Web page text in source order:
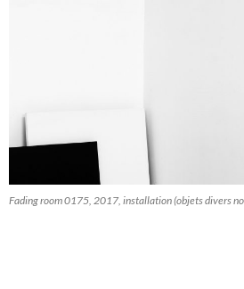
Fading room 0175, 2017, installation (objets divers